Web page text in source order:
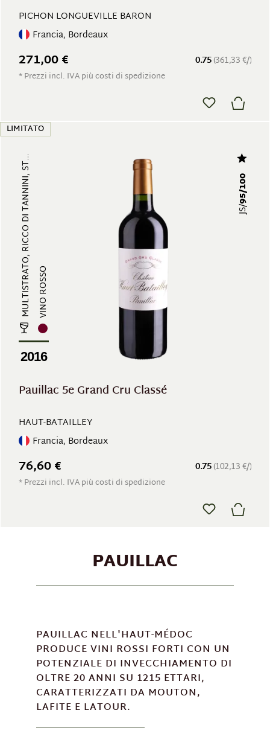
PICHON LONGUEVILLE BARON
Francia, Bordeaux
0.75(361,33 €/)
271,00 €
* Prezzi incl. IVA più costi di spedizione
LIMITATO
MULTISTRATO, RICCO DI TANNINI, ST...VINO ROSSO
2016
JS/
95/100
Pauillac 5e Grand Cru Classé
HAUT-BATAILLEY
Francia, Bordeaux
0.75(102,13 €/)
76,60 €
* Prezzi incl. IVA più costi di spedizione
PAUILLAC
PAUILLAC NELL'HAUT-MÉDOC
PRODUCE VINI ROSSI FORTI CON UN
POTENZIALE DI INVECCHIAMENTO DI
OLTRE 20 ANNI SU 1215 ETTARI,
CARATTERIZZATI DA MOUTON,
LAFITE E LATOUR.